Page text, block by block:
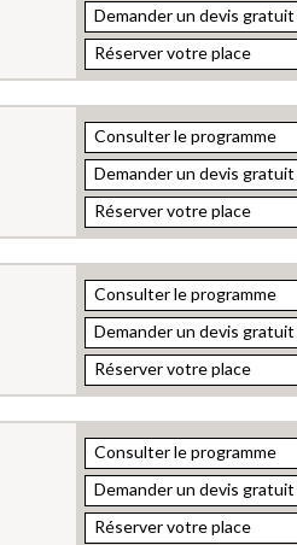
Demander un devis gratuit
Réserver votre place
Consulter le programme
Demander un devis gratuit
Réserver votre place
Consulter le programme
Demander un devis gratuit
Réserver votre place
Consulter le programme
Demander un devis gratuit
Réserver votre place